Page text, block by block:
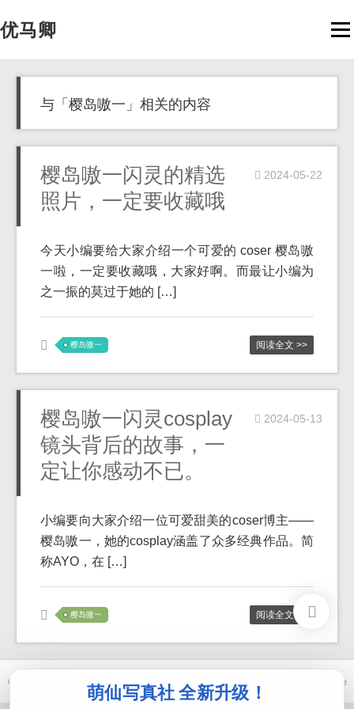
优马卿
与「樱岛嗷一」相关的内容
樱岛嗷一闪灵的精选
照片，一定要收藏哦
2024-05-22
今天小编要给大家介绍一个可爱的 coser 樱岛嗷
一啦，一定要收藏哦，大家好啊。而最让小编为
之一振的莫过于她的 […]
樱岛嗷一 阅读全文 >>
樱岛嗷一闪灵cosplay
镜头背后的故事，一
定让你感动不已。
2024-05-13
小编要向大家介绍一位可爱甜美的coser博主——
樱岛嗷一，她的cosplay涵盖了众多经典作品。简
称AYO，在 […]
樱岛嗷一 阅读全文 >>
萌仙写真社 全新升级！
© 2021-2026 优马卿 | ICP备案 XXX 号 | Themeckvearm by ttcrivpe